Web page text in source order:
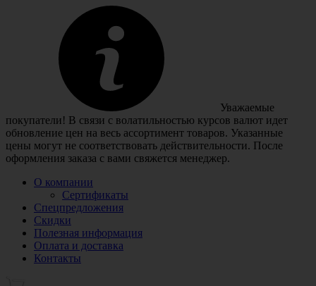
Уважаемые
покупатели! В связи с волатильностью курсов валют идет
обновление цен на весь ассортимент товаров. Указанные
цены могут не соответствовать действительности. После
оформления заказа с вами свяжется менеджер.
О компании
Сертификаты
Спецпредложения
Скидки
Полезная информация
Оплата и доставка
Контакты